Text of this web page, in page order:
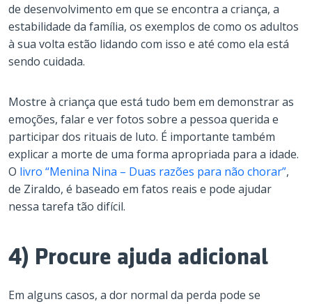
de desenvolvimento em que se encontra a criança, a
estabilidade da família, os exemplos de como os adultos
à sua volta estão lidando com isso e até como ela está
sendo cuidada.
Mostre à criança que está tudo bem em demonstrar as
emoções, falar e ver fotos sobre a pessoa querida e
participar dos rituais de luto. É importante também
explicar a morte de uma forma apropriada para a idade.
O livro “Menina Nina – Duas razões para não chorar”,
de Ziraldo, é baseado em fatos reais e pode ajudar
nessa tarefa tão difícil.
4) Procure ajuda adicional
Em alguns casos, a dor normal da perda pode se